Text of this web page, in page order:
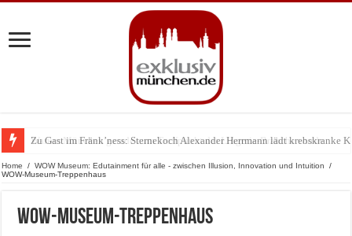
Zu Gast im Fränk’ness: Sternekoch Alexander Herrmann lädt krebskranke
Warum München gerade zum Treffpunkt der Lingerie-Branche wurde
Home / WOW Museum: Edutainment für alle - zwischen Illusion, Innovation und Intuition
/
WOW-Museum-Treppenhaus
WOW-Museum-Treppenhaus